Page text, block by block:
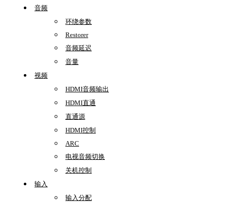
音频
环绕参数
Restorer
音频延迟
音量
视频
HDMI音频输出
HDMI直通
直通源
HDMI控制
ARC
电视音频切换
关机控制
输入
输入分配